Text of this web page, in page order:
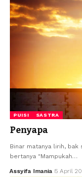
PUISI SASTRA
Penyapa
Binar matanya lirih,
bertanya "Mampukah…
Assyifa Imania 5 April